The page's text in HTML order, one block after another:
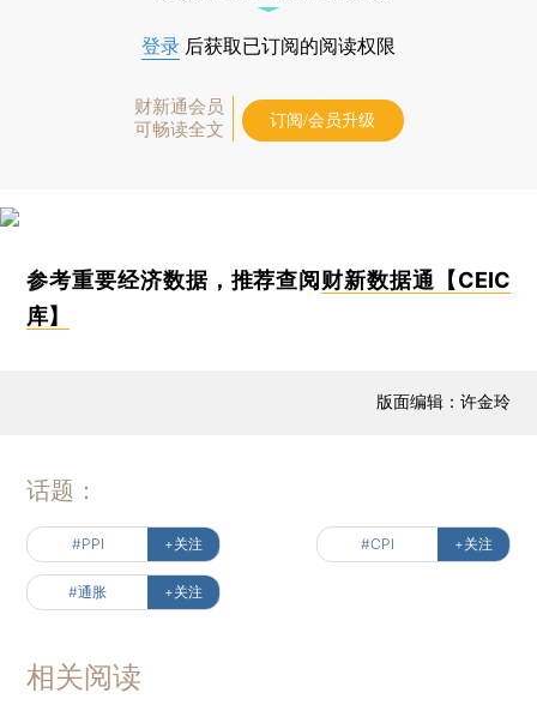
登录 后获取已订阅的阅读权限
财新通会员
可畅读全文
订阅/会员升级
参考重要经济数据，推荐查阅 财新数据通【CEIC
库】
版面编辑：许金玲
话题：
#PPI +关注 #CPI +关注
#通胀 +关注
相关阅读